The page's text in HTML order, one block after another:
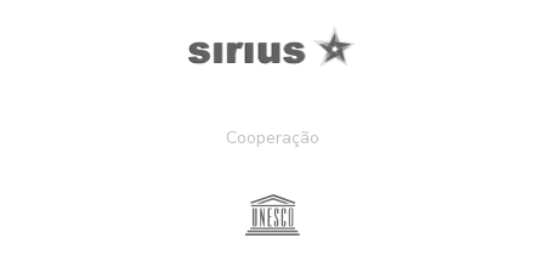
Cooperação